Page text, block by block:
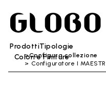
ProdottiTipologie
Colori e Finiture
Configura collezione
Configuratore I